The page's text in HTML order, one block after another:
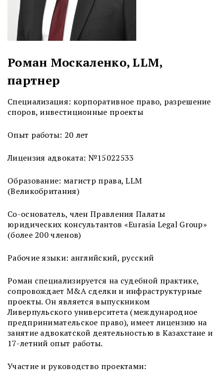
Роман Москаленко, LLM,
партнер
Специализация: корпоративное право, разрешение
споров, инвестиционные проекты
Опыт работы: 20 лет
Лицензия адвоката: №15022533
Образование: магистр права, LLM
(Великобритания)
Со-основатель, член Правления Палаты
юридических консультантов «Eurasia Legal Group»
(более 200 членов)
Рабочие языки: английский, русский
Роман специализируется на судебной практике,
сопровождает M&A сделки и инфраструктурные
проекты. Он является выпускником
Ливерпульского университета (международное
предпринимательское право), имеет лицензию на
занятие адвокатской деятельностью в Казахстане и
17-летний опыт работы.
Участие и руководство проектами: